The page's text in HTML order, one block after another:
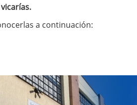
a continuación: